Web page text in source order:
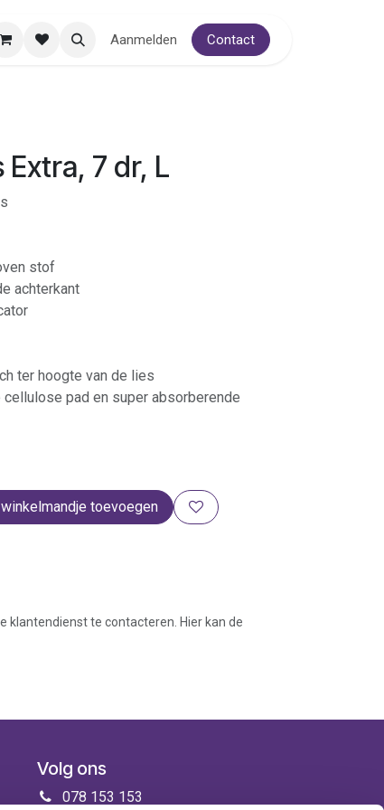
Aanmelden Contact
Extra, 7 dr, L
stof
achterkant
ter hoogte van de lies
pad en super absorberende
toevoegen
klantendienst te contacteren. Hier kan de
Volg ons
078 153 153